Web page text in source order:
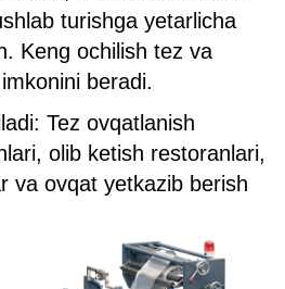
Savollar
turishga yetarlicha
Keng ochilish tez va
beradi.
Tez ovqatlanish
olib ketish restoranlari,
va ovqat yetkazib berish